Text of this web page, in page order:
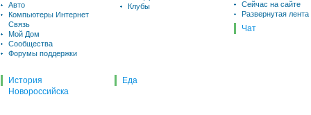
Авто
Компьютеры Интернет
Связь
Мой Дом
Сообщества
Форумы поддержки
Клубы
Сейчас на сайте
Развернутая лента
Чат
История
Новороссийска
Еда